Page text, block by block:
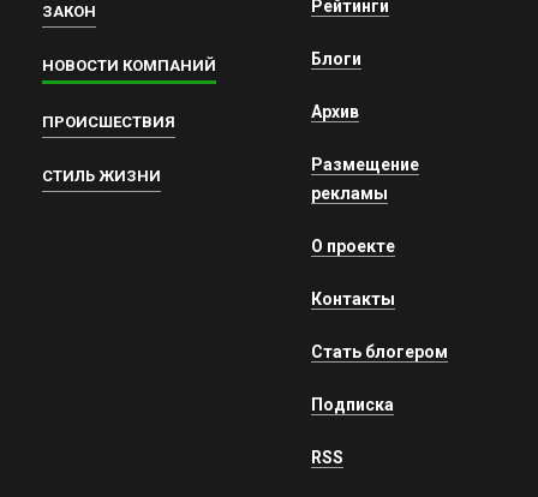
ЗАКОН
НОВОСТИ КОМПАНИЙ
ПРОИСШЕСТВИЯ
СТИЛЬ ЖИЗНИ
Рейтинги
Блоги
Архив
Размещение
рекламы
О проекте
Контакты
Стать блогером
Подписка
RSS